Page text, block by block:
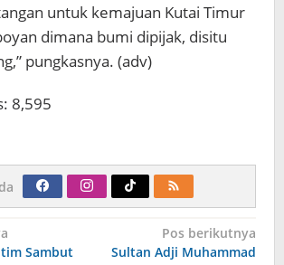
untuk kemajuan Kutai Timur
dimana bumi dipijak, disitu
pungkasnya. (adv)
8,595
Sambut
Pos berikutnya
Sultan Adji Muhammad